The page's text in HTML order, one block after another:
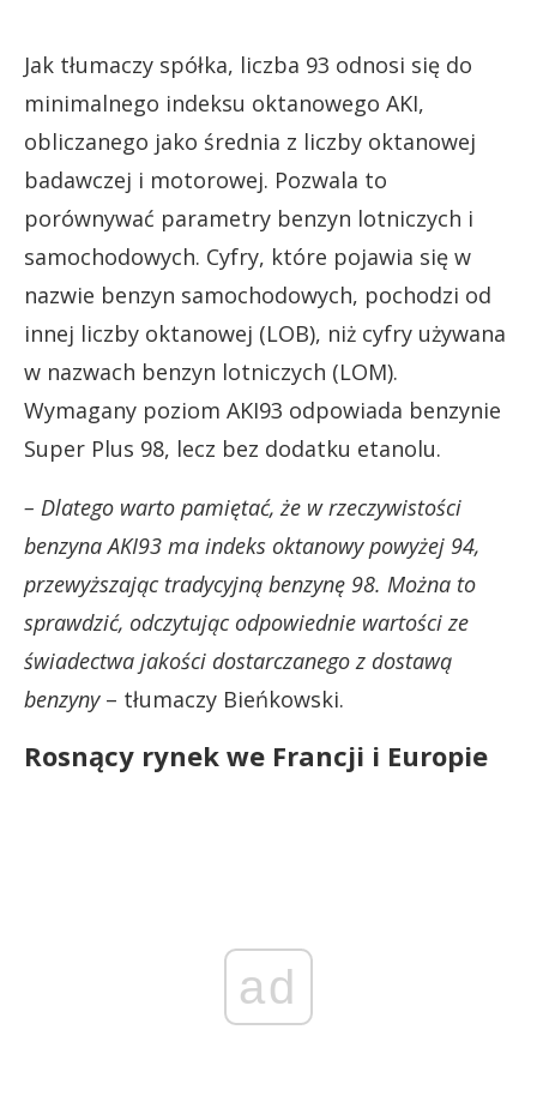
Jak tłumaczy spółka, liczba 93 odnosi się do
minimalnego indeksu oktanowego AKI,
obliczanego jako średnia z liczby oktanowej
badawczej i motorowej. Pozwala to
porównywać parametry benzyn lotniczych i
samochodowych. Cyfry, które pojawia się w
nazwie benzyn samochodowych, pochodzi od
innej liczby oktanowej (LOB), niż cyfry używana
w nazwach benzyn lotniczych (LOM).
Wymagany poziom AKI93 odpowiada benzynie
Super Plus 98, lecz bez dodatku etanolu.
– Dlatego warto pamiętać, że w rzeczywistości
benzyna AKI93 ma indeks oktanowy powyżej 94,
przewyższając tradycyjną benzynę 98. Można to
sprawdzić, odczytując odpowiednie wartości ze
świadectwa jakości dostarczanego z dostawą
benzyny– tłumaczy Bieńkowski.
Rosnący rynek we Francji i Europie
ad